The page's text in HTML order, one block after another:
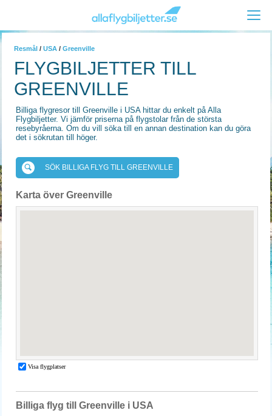
Resmål / USA / Greenville
FLYGBILJETTER TILL
GREENVILLE
Billiga flygresor till Greenville i USA hittar du enkelt på Alla
Flygbiljetter. Vi jämför priserna på flygstolar från de största
resebyråerna. Om du vill söka till en annan destination kan du göra
det i sökrutan till höger.
SÖK BILLIGA FLYG TILL GREENVILLE
Karta över Greenville
Billiga flyg till Greenville i USA